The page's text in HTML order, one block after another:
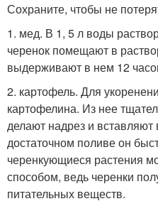
Сохраните, чтобы не
1. мед. В 1, 5 л воды
черенок помещают в
выдерживают в нем 12
2. картофель. Для
картофелина. Из нее
делают надрез и вставляют
достаточном поливе он
черенкующиеся растения
способом, ведь черенки
питательных веществ.